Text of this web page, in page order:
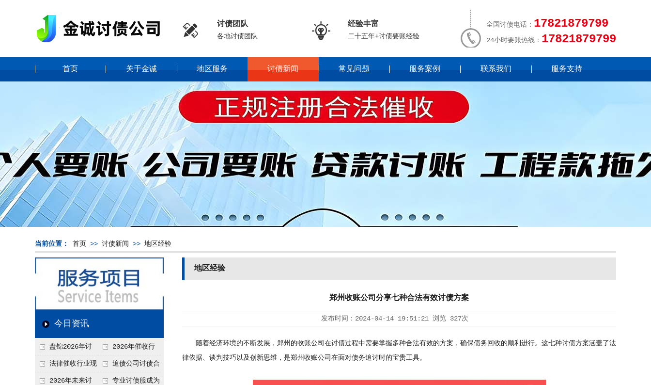
 讨债团队
各地讨债团队  经验丰富
二十五年+讨债要账经验
全国讨债电话： 17821879799
24小时要账热线： 17821879799
首页 关于金诚 地区服务 讨债新闻 常见问题 服务案例 联系我们 服务支持
当前位置： 首页 >> 讨债新闻 >> 地区经验
今日资讯
盘锦2026年讨
债新趋势
2026年催收行
业发展现状、竞争格
局及未来趋势分析
法律催收行业现
状、合规痛点与未来
追债公司讨债合
法方法总结
2026年未来讨 专业讨债服成为
地区经验
郑州收账公司分享七种合法有效讨债方案
发布时间： 2024-04-14 19:51:21 浏览 327次
随着经济环境的不断发展，郑州的收账公司在讨债过程中需要掌握多种合法有效的方案，确保债务回收的顺利进行。这七种讨债方案涵盖了法
律依据、谈判技巧以及创新思维，是郑州收账公司在面对债务追讨时的宝贵工具。